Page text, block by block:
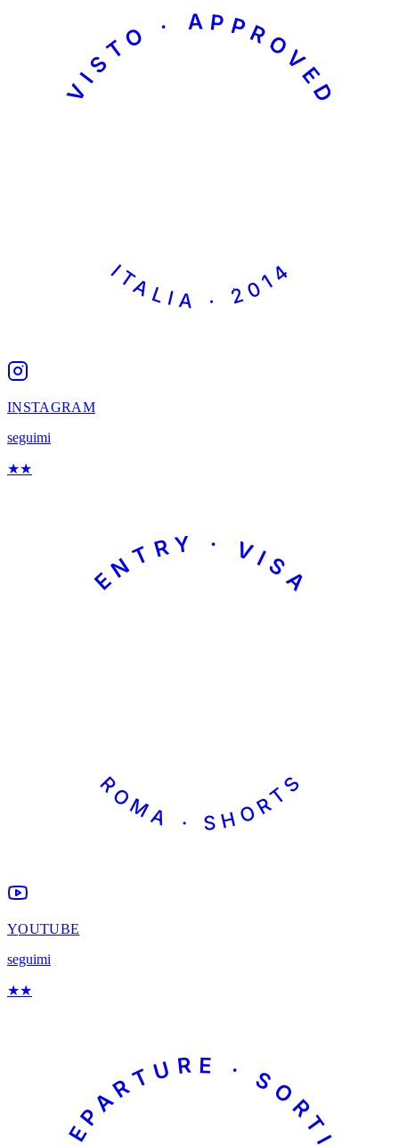
VISTO · APPROVED
ITALIA · 2014
INSTAGRAM
seguimi
★★
ENTRY · VISA
ROMA · SHORTS
YOUTUBE
seguimi
★★
DEPARTURE · SORTIE